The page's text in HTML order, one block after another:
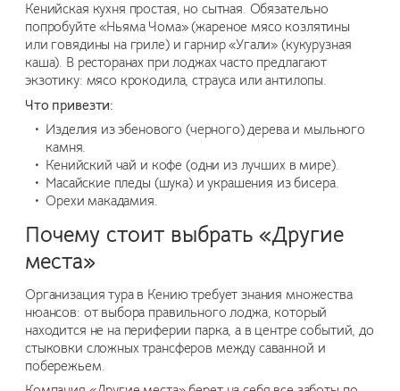
Кенийская кухня простая, но сытная. Обязательно
попробуйте «Ньяма Чома» (жареное мясо козлятины
или говядины на гриле) и гарнир «Угали» (кукурузная
каша). В ресторанах при лоджах часто предлагают
экзотику: мясо крокодила, страуса или антилопы.
Что привезти:
Изделия из эбенового (черного) дерева и мыльного
камня.
Кенийский чай и кофе (одни из лучших в мире).
Масайские пледы (шука) и украшения из бисера.
Орехи макадамия.
Почему стоит выбрать «Другие
места»
Организация тура в Кению требует знания множества
нюансов: от выбора правильного лоджа, который
находится не на периферии парка, а в центре событий, до
стыковки сложных трансферов между саванной и
побережьем.